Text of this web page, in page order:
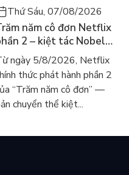
Thứ Sáu, 07/08/2026
năm cô đơn Netflix
2 – kiệt tác Nobel
lại màn ảnh, dòng
tìm đọc lại García
ngày 5/8/2026, Netflix
thức phát hành phần 2
“Trăm năm cô đơn” —
chuyển thể kiệt...